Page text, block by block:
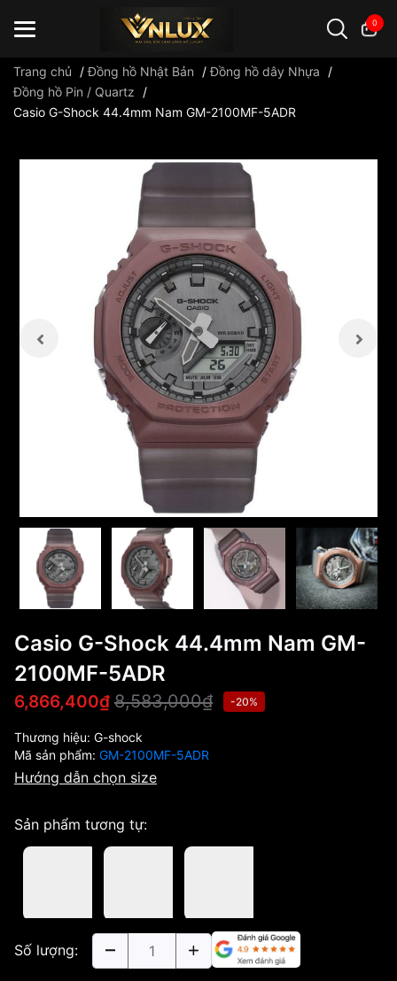
0
Đồng hồ casio đồng hồ G-Shock đồng hồ Orient ...
Trang chủ /Đồng hồ Nhật Bản /Đồng hồ dây Nhựa
/
Đồng hồ Pin / Quartz
/
Casio G-Shock 44.4mm Nam GM-2100MF-5ADR
Casio G-Shock 44.4mm Nam GM-
2100MF-5ADR
6,866,400₫ 8,583,000₫ -20%
Thương hiệu: G-shock
Mã sản phẩm: GM-2100MF-5ADR
Hướng dẫn chọn size
Sản phẩm tương tự:
Số lượng: